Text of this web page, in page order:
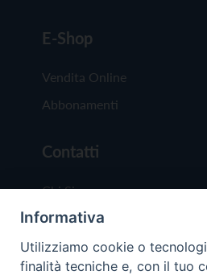
E-Shop
Vendita Online
Abbonamenti
Contatti
Chi Siamo
Redazione
Scrivici
Informativa
Utilizziamo cookie o
finalità tecniche e, con il tuo